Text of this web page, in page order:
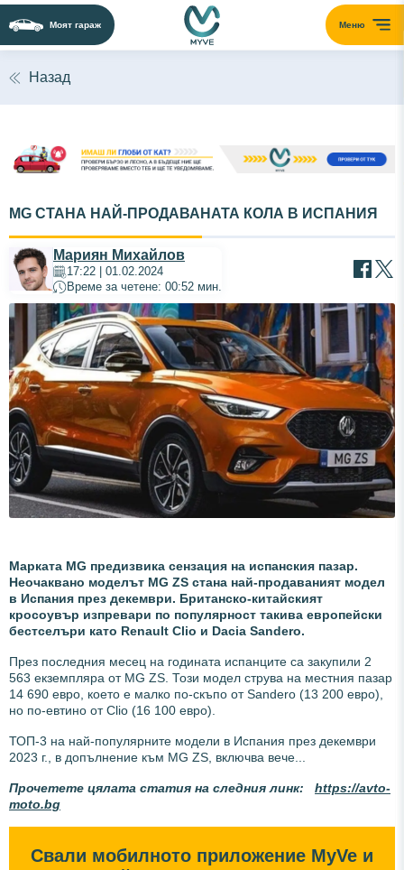
Меню
Моят гараж
Назад
MG СТАНА НАЙ-ПРОДАВАНАТА КОЛА В ИСПАНИЯ
Мариян Михайлов
17:22 | 01.02.2024
Време за четене: 00:52 мин.
Марката MG предизвика сензация на испанския пазар.
Неочаквано моделът MG ZS стана най-продаваният модел
в Испания през декември. Британско-китайският
кросоувър изпревари по популярност такива европейски
бестселъри като Renault Clio и Dacia Sandero.
През последния месец на годината испанците са закупили 2
563 екземпляра от MG ZS. Този модел струва на местния пазар
14 690 евро, което е малко по-скъпо от Sandero (13 200 евро),
но по-евтино от Clio (16 100 евро).
ТОП-3 на най-популярните модели в Испания през декември
2023 г., в допълнение към MG ZS, включва вече...
Прочетете цялата статия на следния линк: https://avto-
moto.bg
Свали мобилното приложение MyVe и